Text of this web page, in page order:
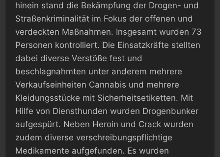
hinein stand die Bekämpfung der Drogen- und
Straßenkriminalität im Fokus der offenen und
verdeckten Maßnahmen. Insgesamt wurden 73
Personen kontrolliert. Die Einsatzkräfte stellten
dabei diverse Verstöße fest und
beschlagnahmten unter anderem mehrere
Verkaufseinheiten Cannabis und mehrere
Kleidungsstücke mit Sicherheitsetiketten. Mit
Hilfe von Diensthunden wurden Drogenbunker
aufgespürt. Neben Heroin und Crack wurden
zudem diverse verschreibungspflichtige
Medikamente aufgefunden. Es wurden